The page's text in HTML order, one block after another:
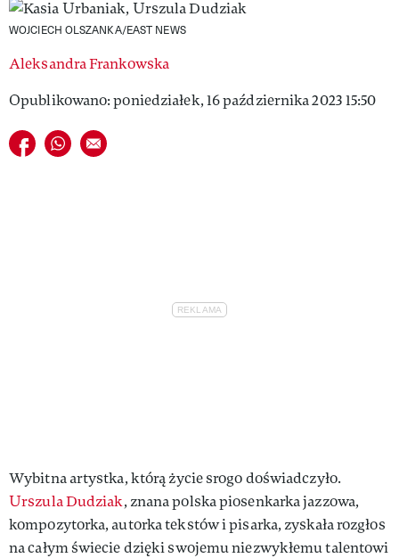
VIVA!ITAKA
WOJCIECH OLSZANKA/EAST NEWS
Aleksandra Frankowska
Opublikowano: poniedziałek, 16 października 2023 15:50
Udostępnij na facebook
Udostępnij na whatsapp
E-mail do przyjaciela
Wybitna artystka, którą życie srogo doświadczyło.
Urszula Dudziak, znana polska piosenkarka jazzowa,
kompozytorka, autorka tekstów i pisarka, zyskała rozgłos
na całym świecie dzięki swojemu niezwykłemu talentowi